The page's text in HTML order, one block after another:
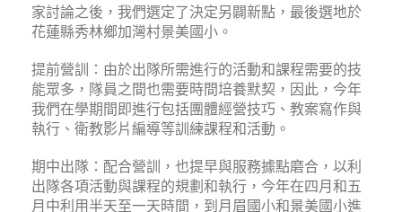
家討論之後，我們選定了決定另闢新點，最後選地於
花蓮縣秀林鄉加灣村景美國小。
提前營訓：由於出隊所需進行的活動和課程需要的技
能眾多，隊員之間也需要時間培養默契，因此，今年
我們在學期間即進行包括團體經營技巧、教案寫作與
執行、衛教影片編導等訓練課程和活動。
期中出隊：配合營訓，也提早與服務據點磨合，以利
出隊各項活動與課程的規劃和執行，今年在四月和五
月中利用半天至一天時間，到月眉國小和景美國小進